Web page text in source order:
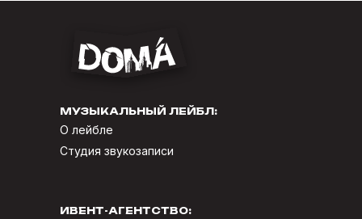
ИВЕНТ-АГЕНТСТВО:
МУЗЫКАЛЬНЫЙ ЛЕЙБЛ:
О лейбле
Студия звукозаписи